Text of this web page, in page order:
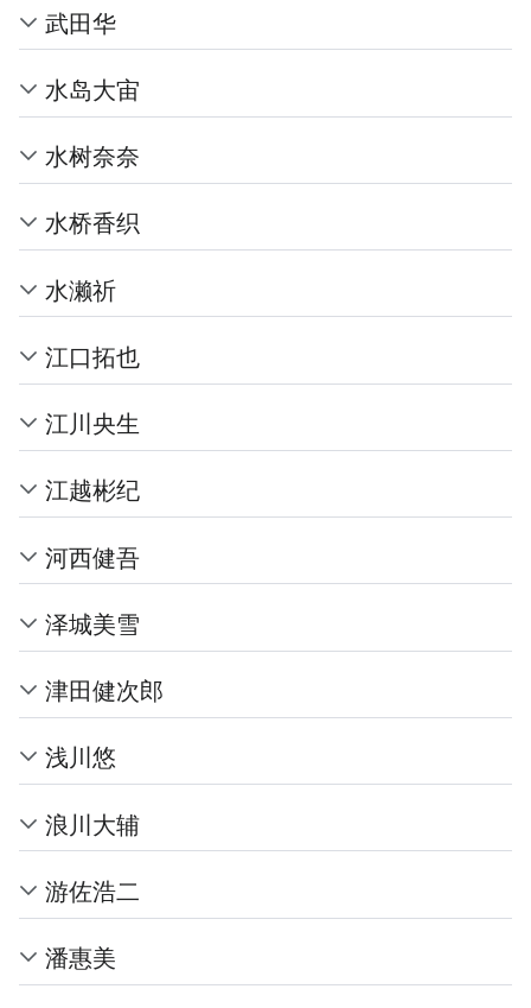
武田华
水岛大宙
水树奈奈
水桥香织
水濑祈
江口拓也
江川央生
江越彬纪
河西健吾
泽城美雪
津田健次郎
浅川悠
浪川大辅
游佐浩二
潘惠美